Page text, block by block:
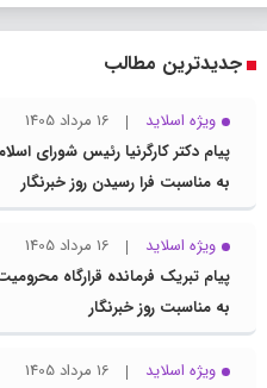
جدیدترین مطالب
ویژه اسلاید
16 مرداد 1405
پیام دکتر کارگرنیا رئیس شورای
به مناسبت فرا رسیدن روز خبرنگار
ویژه اسلاید
16 مرداد 1405
پیام تبریک فرمانده قرارگاه
به مناسبت روز خبرنگار
ویژه اسلاید
16 مرداد 1405